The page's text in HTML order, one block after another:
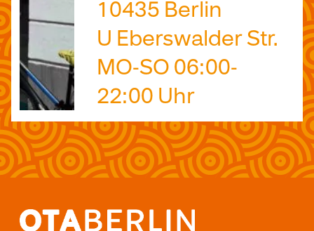
10435 Berlin
U Eberswalder Str.
MO-SO 06:00-
22:00 Uhr